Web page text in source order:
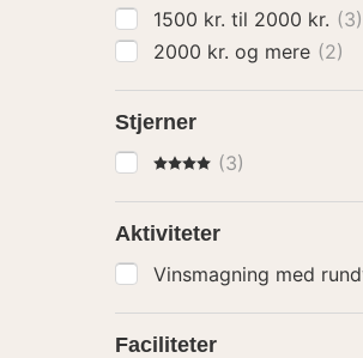
1500 kr. til 2000 kr. (3)
2000 kr. og mere (2)
Stjerner
4 Stjerner
(3)
Aktiviteter
Faciliteter